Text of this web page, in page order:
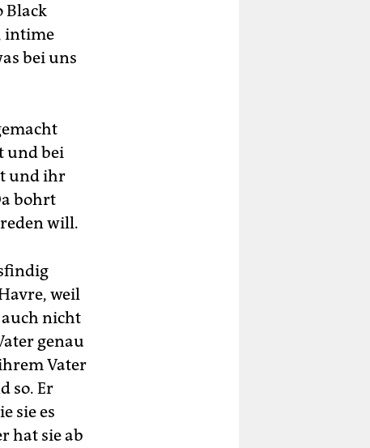
Black
intime
bei uns
und bei
und ihr
bohrt
will.
weil
auch nicht
genau
Vater
so. Er
sie es
hat sie ab